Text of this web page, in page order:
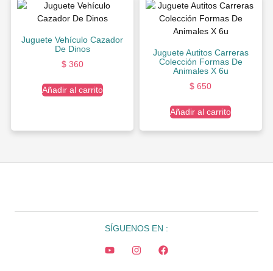
Juguete Vehículo Cazador
De Dinos
$360
Añadir al carrito
Juguete Autitos Carreras
Colección Formas De
Animales X 6u
$ 650
Añadir al carrito
SÍGUENOS EN :